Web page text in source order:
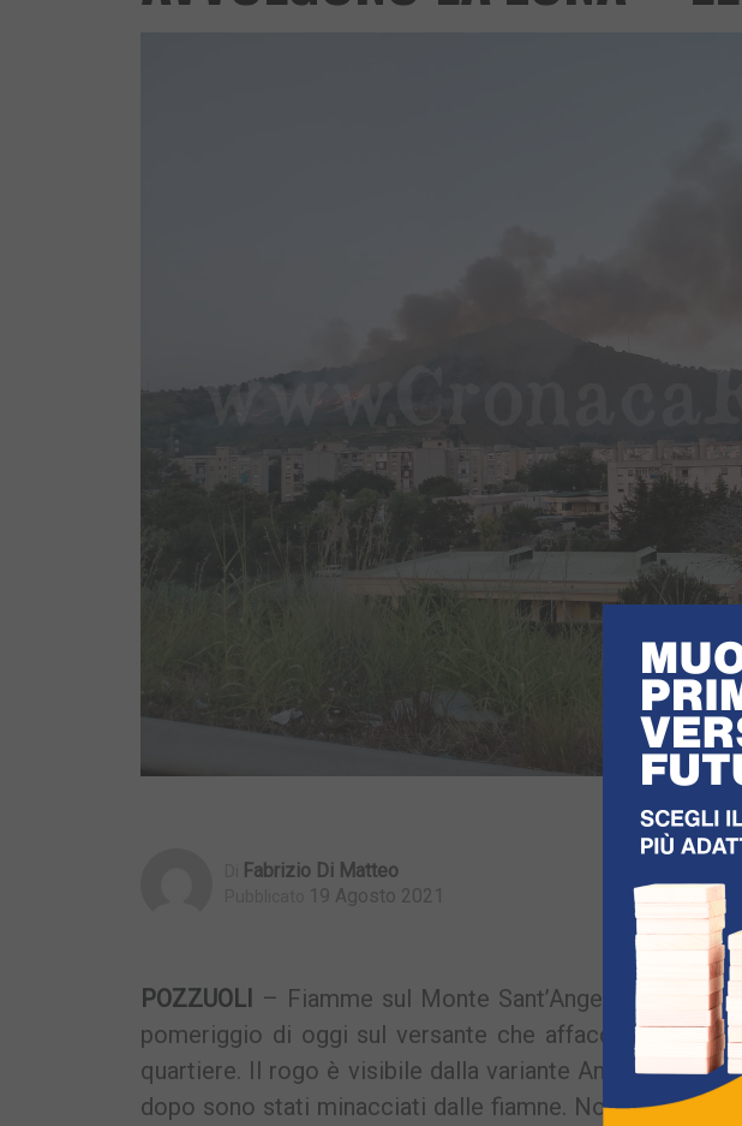
Fabrizio Di Matteo
19 Agosto 2021
POZZUOLI
– Fiamme sul Monte Sant’Angelo a
pomeriggio di oggi sul versante che affaccia sul
quartiere. Il rogo è visibile dalla variante Anas. Nelle
dopo sono stati minacciati dalle fiamne. Non si